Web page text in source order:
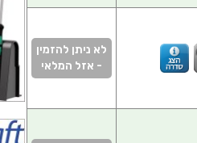
לא ניתן להזמין
- אזל המלאי